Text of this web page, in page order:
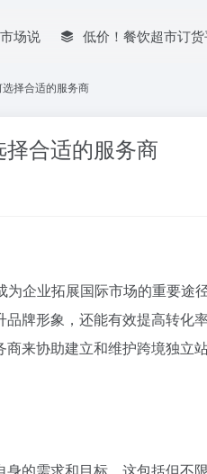
市场说 低价！餐饮超市订
择合适的服务商
合适的服务商
为企业拓展国际市场的重要途
牌形象，还能有效提高转化
来协助建立和维护跨境独立
的需求和目标。这包括但不